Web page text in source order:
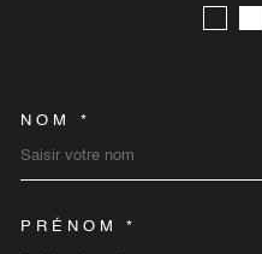
NOM *
PRÉNOM *